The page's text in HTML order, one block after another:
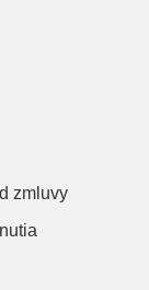
zmluvy